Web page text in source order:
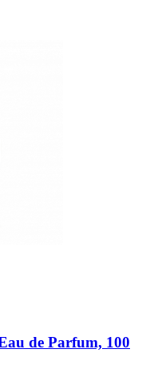
de Parfum, 100